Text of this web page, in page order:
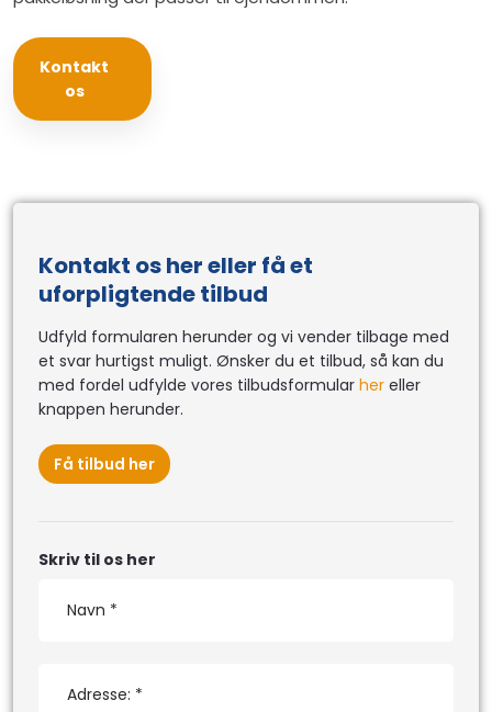
Kontakt
os​
Kontakt os her eller få et
uforpligtende tilbud
Udfyld formularen herunder og vi vender tilbage med
et svar hurtigst muligt. Ønsker du et tilbud, så kan du
med fordel udfylde vores tilbudsformular hereller
knappen herunder.
Få tilbud her
Skriv til os her